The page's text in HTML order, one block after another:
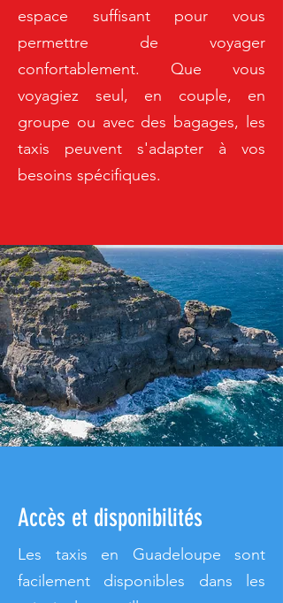
espace suffisant pour vous
permettre de voyager
confortablement. Que vous
voyagiez seul, en couple, en
groupe ou avec des bagages, les
taxis peuvent s'adapter à vos
besoins spécifiques.
Accès et disponibilités
Les taxis en Guadeloupe sont
facilement disponibles dans les